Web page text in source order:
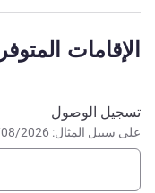
rich history.
we infuse our hotel
إدارة الفندق Mr Patrick SCHIEHLEN
الإقامات
احجز في هذا
تسجيل الوصول
على سبيل المثال: 13/08/2026